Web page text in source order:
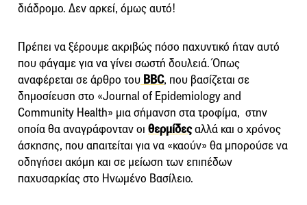
διάδρομο. Δεν αρκεί, όμως αυτό!
Πρέπει να ξέρουμε ακριβώς πόσο παχυντικό ήταν αυτό
που φάγαμε για να γίνει σωστή δουλειά. Όπως
αναφέρεται σε άρθρο του BBC, που βασίζεται σε
δημοσίευση στο «Journal of Epidemiology and
Community Health» μια σήμανση στα τροφίμα, στην
οποία θα αναγράφονταν οι θερμίδεςαλλά και ο χρόνος
άσκησης, που απαιτείται για να «καούν» θα μπορούσε να
οδηγήσει ακόμη και σε μείωση των επιπέδων
παχυσαρκίας στο Ηνωμένο Βασίλειο.